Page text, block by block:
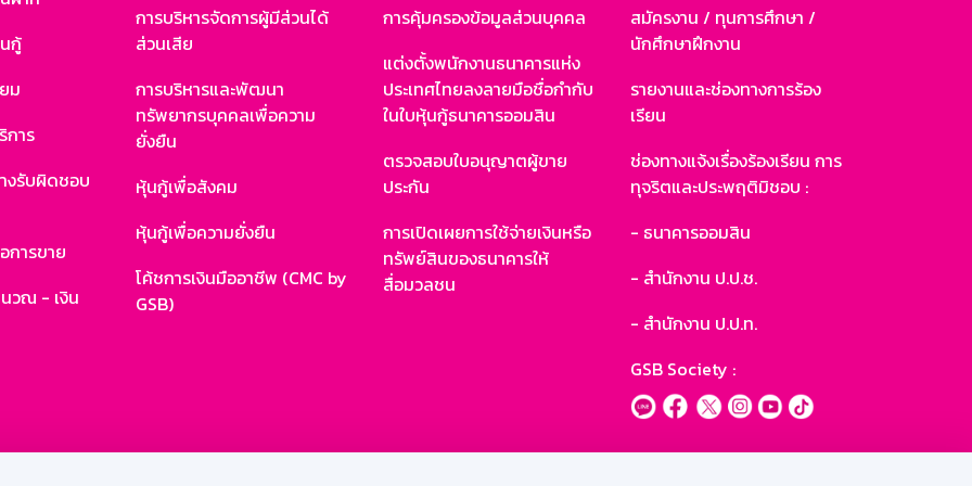
กู้
ม
การ
งรับผิดชอบ
การขาย
วณ - เงิน
การบริหารจัดการผู้มีส่วนได้
ส่วนเสีย
การบริหารและพัฒนา
ทรัพยากรบุคคลเพื่อความ
ยั่งยืน
หุ้นกู้เพื่อสังคม
หุ้นกู้เพื่อความยั่งยืน
โค้ชการเงินมืออาชีพ (CMC by
GSB)
การคุ้มครองข้อมูลส่วนบุคคล
แต่งตั้งพนักงานธนาคารแห่ง
ประเทศไทยลงลายมือชื่อกำกับ
ในใบหุ้นกู้ธนาคารออมสิน
ตรวจสอบใบอนุญาตผู้ขาย
ประกัน
การเปิดเผยการใช้จ่ายเงินหรือ
ทรัพย์สินของธนาคารให้
สื่อมวลชน
สมัครงาน / ทุนการศึกษา /
นักศึกษาฝึกงาน
รายงานและช่องทางการร้อง
เรียน
ช่องทางแจ้งเรื่องร้องเรียน การ
ทุจริตและประพฤติมิชอบ :
- ธนาคารออมสิน
- สำนักงาน ป.ป.ช.
- สำนักงาน ป.ป.ท.
GSB Society :